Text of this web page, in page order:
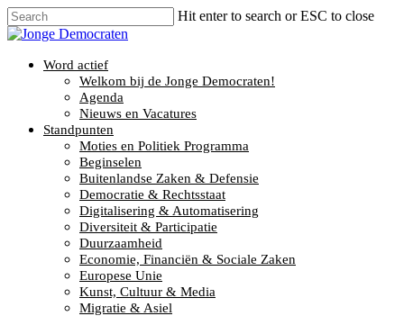
Hit enter to search or ESC to close
Word actief
Welkom bij de Jonge Democraten!
Agenda
Nieuws en Vacatures
Standpunten
Moties en Politiek Programma
Beginselen
Buitenlandse Zaken & Defensie
Democratie & Rechtsstaat
Digitalisering & Automatisering
Diversiteit & Participatie
Duurzaamheid
Economie, Financiën & Sociale Zaken
Europese Unie
Kunst, Cultuur & Media
Migratie & Asiel